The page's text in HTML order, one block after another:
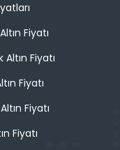
Fiyatı
Fiyatı
Fiyatı
Fiyatı
Fiyatı